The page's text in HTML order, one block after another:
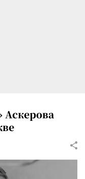
Аскерова